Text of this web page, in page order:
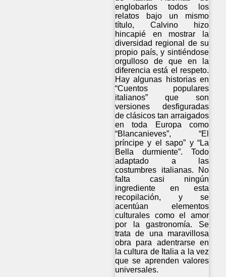
englobarlos todos los
relatos bajo un mismo
título, Calvino hizo
hincapié en mostrar la
diversidad regional de su
propio país, y sintiéndose
orgulloso de que en la
diferencia está el respeto.
Hay algunas historias en
“Cuentos populares
italianos” que son
versiones desfiguradas
de clásicos tan arraigados
en toda Europa como
“Blancanieves”, “El
príncipe y el sapo” y “La
Bella durmiente”. Todo
adaptado a las
costumbres italianas. No
falta casi ningún
ingrediente en esta
recopilación, y se
acentúan elementos
culturales como el amor
por la gastronomía. Se
trata de una maravillosa
obra para adentrarse en
la cultura de Italia a la vez
que se aprenden valores
universales.